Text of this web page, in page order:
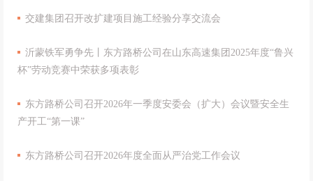
交建集团召开改扩建项目施工经验分享交流会
沂蒙铁军勇争先丨东方路桥公司在山东高速集团2025年度“鲁兴
杯”劳动竞赛中荣获多项表彰
东方路桥公司召开2026年一季度安委会（扩大）会议暨安全生
产开工“第一课”
东方路桥公司召开2026年度全面从严治党工作会议